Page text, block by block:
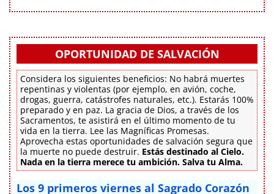
OPORTUNIDAD DE SALVACIÓN
Considera los siguientes beneficios: No habrá muertes
repentinas y violentas (por ejemplo, en avión, coche,
drogas, guerra, catástrofes naturales, etc.). Estarás 100%
preparado y en paz. La gracia de Dios, a través de los
Sacramentos, te asistirá en el último momento de tu
vida en la tierra. Lee las Magníficas Promesas.
Aprovecha estas oportunidades de salvación segura que
la muerte no puede destruir. Estás destinado al Cielo.
Nada en la tierra merece tu ambición. Salva tu Alma.
Los 9 primeros viernes al Sagrado Corazón